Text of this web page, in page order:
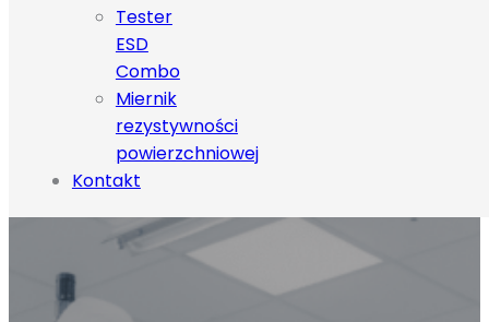
Tester
ESD
Combo
Miernik
rezystywności
powierzchniowej
Kontakt